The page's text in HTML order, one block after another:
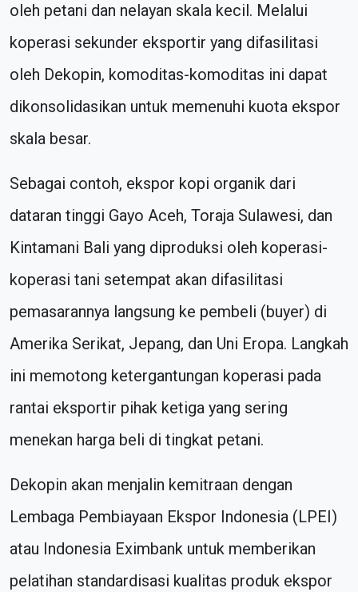
oleh petani dan nelayan skala kecil. Melalui
koperasi sekunder eksportir yang difasilitasi
oleh Dekopin, komoditas-komoditas ini dapat
dikonsolidasikan untuk memenuhi kuota ekspor
skala besar.
Sebagai contoh, ekspor kopi organik dari
dataran tinggi Gayo Aceh, Toraja Sulawesi, dan
Kintamani Bali yang diproduksi oleh koperasi-
koperasi tani setempat akan difasilitasi
pemasarannya langsung ke pembeli (buyer) di
Amerika Serikat, Jepang, dan Uni Eropa. Langkah
ini memotong ketergantungan koperasi pada
rantai eksportir pihak ketiga yang sering
menekan harga beli di tingkat petani.
Dekopin akan menjalin kemitraan dengan
Lembaga Pembiayaan Ekspor Indonesia (LPEI)
atau Indonesia Eximbank untuk memberikan
pelatihan standardisasi kualitas produk ekspor